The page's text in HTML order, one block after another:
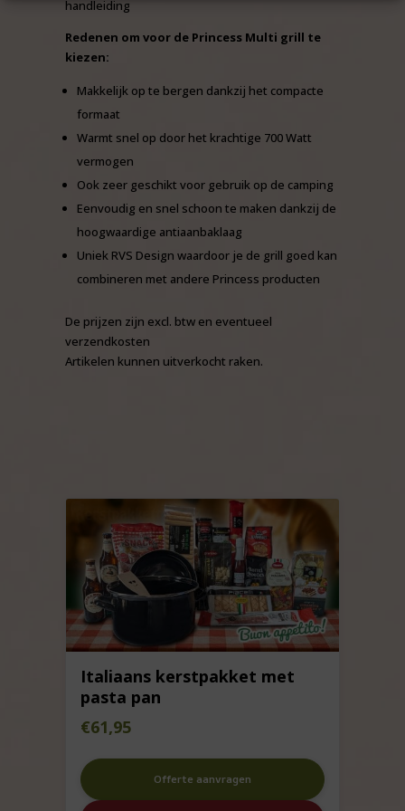
handleiding
Redenen om voor de Princess Multi grill te
kiezen:
Makkelijk op te bergen dankzij het compacte
formaat
Warmt snel op door het krachtige 700 Watt
vermogen
Ook zeer geschikt voor gebruik op de camping
Eenvoudig en snel schoon te maken dankzij de
hoogwaardige antiaanbaklaag
Uniek RVS Design waardoor je de grill goed kan
combineren met andere Princess producten
De prijzen zijn excl. btw en eventueel
verzendkosten
Artikelen kunnen uitverkocht raken.
Italiaans kerstpakket met
pasta pan
€61,95
Offerte aanvragen